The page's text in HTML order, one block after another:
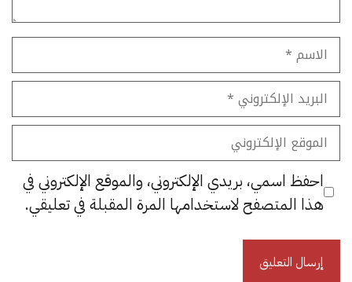
الاسم
البريد
الإلكتروني
الموقع
الإلكتروني
احفظ اسمي، بريدي الإلكتروني، والموقع الإلكتروني في
هذا المتصفح لاستخدامها المرة المقبلة في تعليقي.